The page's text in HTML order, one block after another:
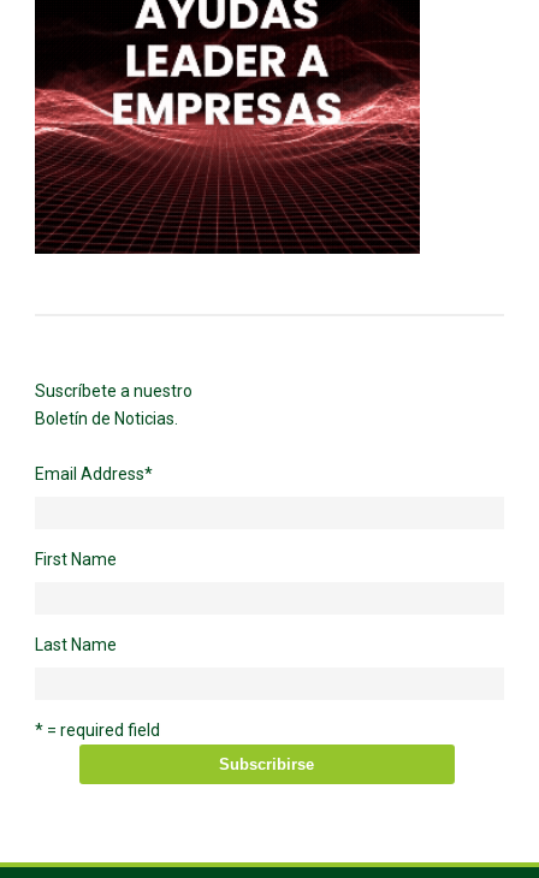
Suscríbete a nuestro
Boletín de Noticias.
Email Address*
First Name
Last Name
* = required field